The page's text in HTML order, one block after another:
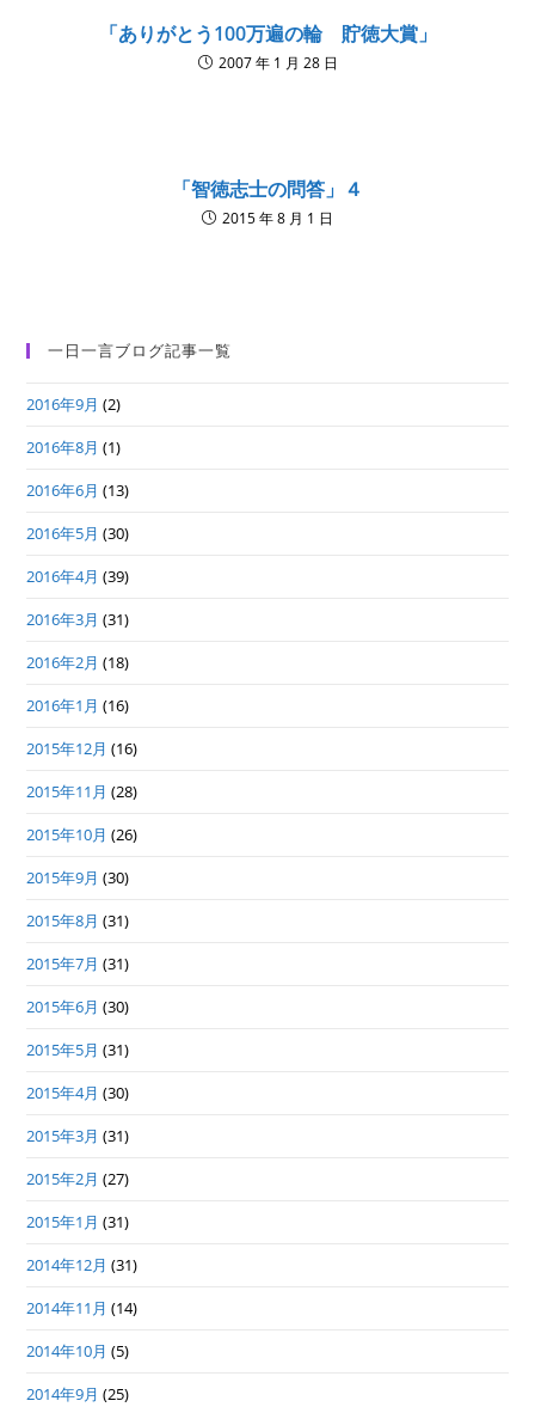
「ありがとう100万遍の輪 貯徳大賞」
2007 年 1 月 28 日
「智徳志士の問答」４
2015 年 8 月 1 日
一日一言ブログ記事一覧
2016年9月 (2)
2016年8月 (1)
2016年6月 (13)
2016年5月 (30)
2016年4月 (39)
2016年3月 (31)
2016年2月 (18)
2016年1月 (16)
2015年12月 (16)
2015年11月 (28)
2015年10月 (26)
2015年9月 (30)
2015年8月 (31)
2015年7月 (31)
2015年6月 (30)
2015年5月 (31)
2015年4月 (30)
2015年3月 (31)
2015年2月 (27)
2015年1月 (31)
2014年12月 (31)
2014年11月 (14)
2014年10月 (5)
2014年9月 (25)